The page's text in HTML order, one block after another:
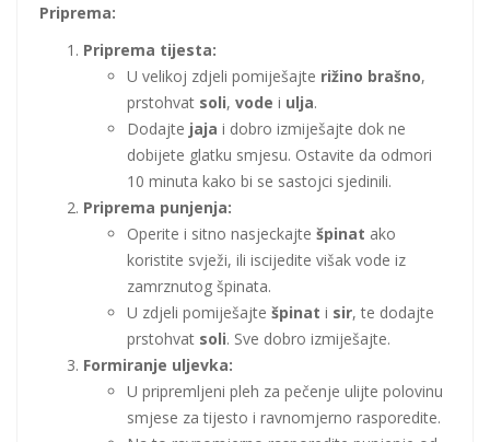
Priprema:
Priprema tijesta:
U velikoj zdjeli pomiješajte rižino brašno,
prstohvat soli, vode i ulja.
Dodajte jaja i dobro izmiješajte dok ne
dobijete glatku smjesu. Ostavite da odmori
10 minuta kako bi se sastojci sjedinili.
Priprema punjenja:
Operite i sitno nasjeckajte špinat ako
koristite svježi, ili iscijedite višak vode iz
zamrznutog špinata.
U zdjeli pomiješajte špinat i sir, te dodajte
prstohvat soli. Sve dobro izmiješajte.
Formiranje uljevka:
U pripremljeni pleh za pečenje ulijte polovinu
smjese za tijesto i ravnomjerno rasporedite.